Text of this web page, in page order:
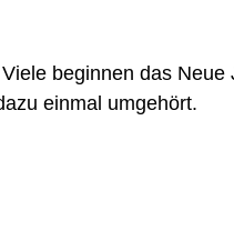
Viele beginnen das Neue
einmal umgehört.